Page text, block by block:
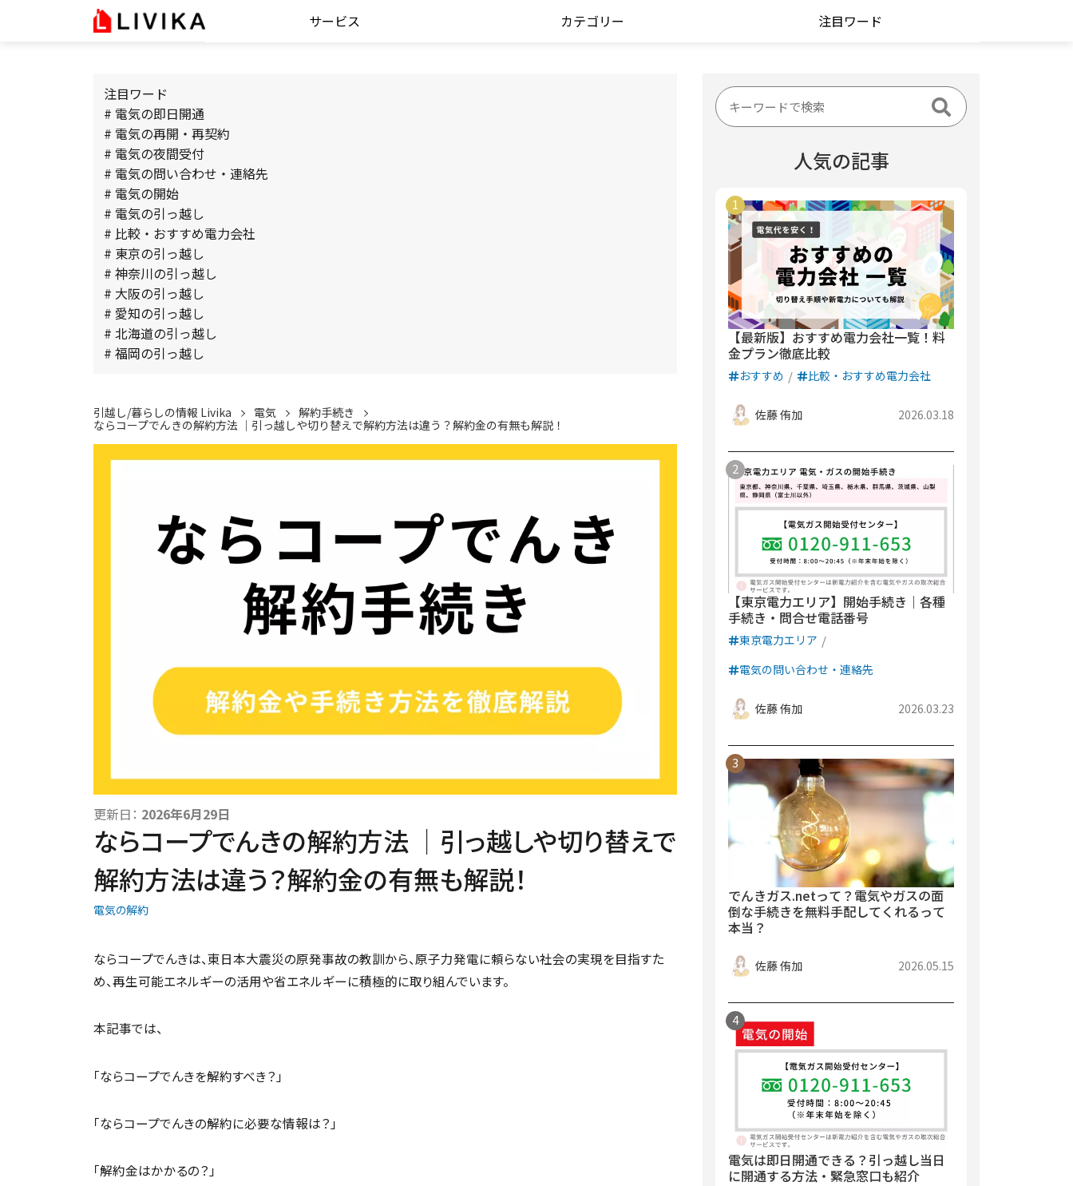
サービス カテゴリー 注目ワード
注目ワード
# 電気の即日開通
# 電気の再開・再契約
# 電気の夜間受付
# 電気の問い合わせ・連絡先
# 電気の開始
# 電気の引っ越し
# 比較・おすすめ電力会社
# 東京の引っ越し
# 神奈川の引っ越し
# 大阪の引っ越し
# 愛知の引っ越し
# 北海道の引っ越し
# 福岡の引っ越し
引越し/暮らしの情報 Livika 電気
解約手続き
ならコープでんきの解約方法 │引っ越しや切り替えで解約方法は違う？解約金の有無も解説！
更新日： 2026年6月29日
ならコープでんきの解約方法 │引っ越しや切り替えで
解約方法は違う？解約金の有無も解説！
電気の解約
ならコープでんきは、東日本大震災の原発事故の教訓から、原子力発電に頼らない社会の実現を目指すた
め、再生可能エネルギーの活用や省エネルギーに積極的に取り組んでいます。
本記事では、
「ならコープでんきを解約すべき？」
「ならコープでんきの解約に必要な情報は？」
「解約金はかかるの？」
人気の記事
【最新版】おすすめ電力会社一覧！料
金プラン徹底比較
おすすめ 比較・おすすめ電力会社
佐藤 侑加 2026.03.18
【東京電力エリア】開始手続き｜各種
手続き・問合せ電話番号
東京電力エリア
電気の問い合わせ・連絡先
佐藤 侑加 2026.03.23
でんきガス.netって？電気やガスの面
倒な手続きを無料手配してくれるって
本当？
佐藤 侑加 2026.05.15
電気は即日開通できる？引っ越し当日
に開通する方法・緊急窓口も紹介